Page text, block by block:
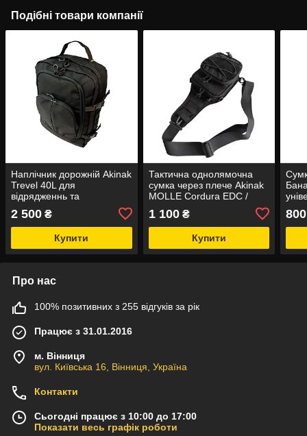
Подібні товари компанії
Наплічник дорожній Akinak
Trevel 40L для
відрядженнь та
2 500 ₴
Купити
Тактична однолямочна
сумка через плече Akinak
MOLLE Cordura EDC /
1 100₴
Купити
800
Про нас
100% позитивних з 255 відгуків за рік
Працює з 31.01.2016
м. Вінниця
вул. Київська 16, Вінниця, Україна
Контакти
Сьогодні працює з 10:00 до 17:00
Показати весь графік роботи